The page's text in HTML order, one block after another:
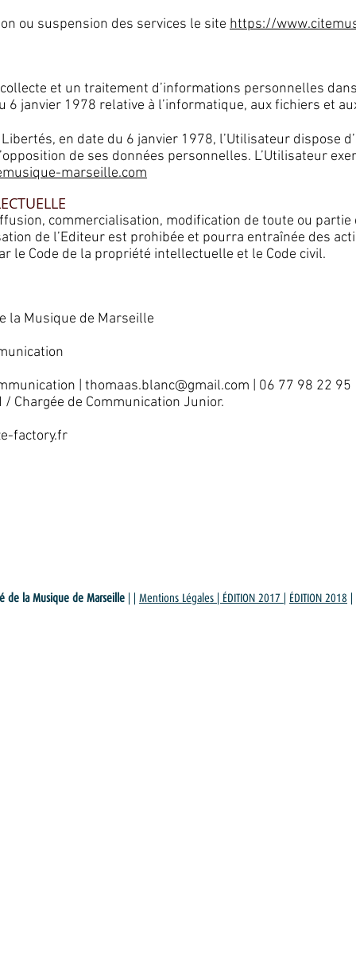
ou suspension des services le site https://
et un traitement d’informations personnelles
6 janvier 1978 relative à l’informatique, aux fichiers et
en date du 6 janvier 1978, l’Utilisateur dispose
de ses données personnelles. L’Utilisateur
marseille.com
commercialisation, modification de toute ou
de l’Editeur est prohibée et pourra entraînée des
le Code de la propriété intellectuelle et le Code civil.
la Musique de Marseille
| thomaas.blanc@​gmail.com | 06 77 98 22 95
Chargée de Communication Junior.
factory.fr
de la Musique de Marseille Mentions Légales | ÉDITION 2017 ÉDITION 2018